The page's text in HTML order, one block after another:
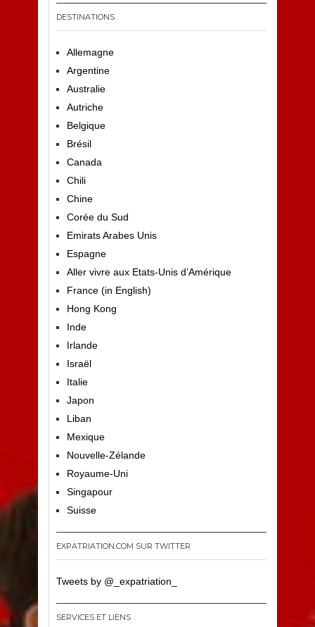
DESTINATIONS
Allemagne
Argentine
Australie
Autriche
Belgique
Brésil
Canada
Chili
Chine
Corée du Sud
Emirats Arabes Unis
Espagne
Aller vivre aux Etats-Unis d’Amérique
France (in English)
Hong Kong
Inde
Irlande
Israël
Italie
Japon
Liban
Mexique
Nouvelle-Zélande
Royaume-Uni
Singapour
Suisse
EXPATRIATION.COM SUR TWITTER
Tweets by @_expatriation_
SERVICES ET LIENS